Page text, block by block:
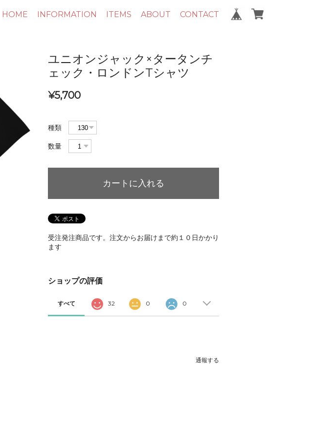
HOME INFORMATION ITEMS ABOUT CONTACT
ユニオンジャック×タータンチ
ェック・ロンドンTシャツ
¥5,700
種類
数量
カートに入れる
受注発注商品です。注文からお届けまで約１０日かかり
ます
ショップの評価
すべて 32 0 0
通報する